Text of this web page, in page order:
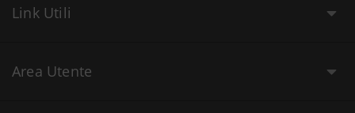
Link Utili
Area Utente